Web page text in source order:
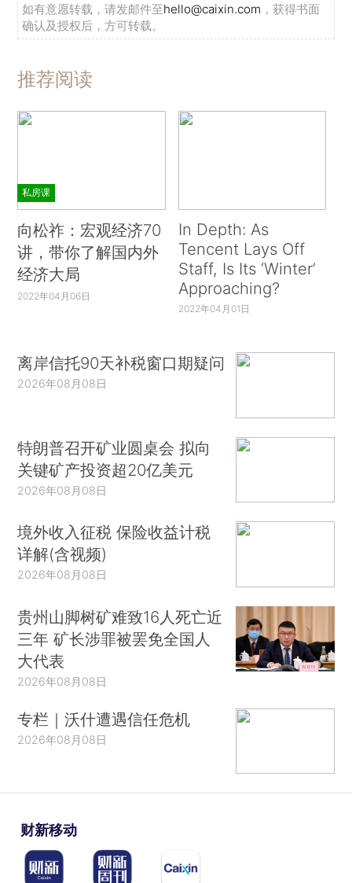
如有意愿转载，请发邮件至hello@caixin.com ，获得书面
确认及授权后，方可转载。
推荐阅读
私房课
向松祚：宏观经济70
讲，带你了解国内外
经济大局
2022年04月06日
In Depth: As
Tencent Lays Off
Staff, Is Its ‘Winter’
Approaching?
2022年04月01日
离岸信托90天补税窗口期疑问
2026年08月08日
特朗普召开矿业圆桌会 拟向
关键矿产投资超20亿美元
2026年08月08日
境外收入征税 保险收益计税
详解(含视频)
2026年08月08日
贵州山脚树矿难致16人死亡近
三年 矿长涉罪被罢免全国人
大代表
2026年08月08日
专栏｜沃什遭遇信任危机
2026年08月08日
财新移动